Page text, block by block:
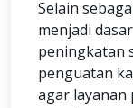
Selain
menjadi
peningkatan
penguatan
agar layanan